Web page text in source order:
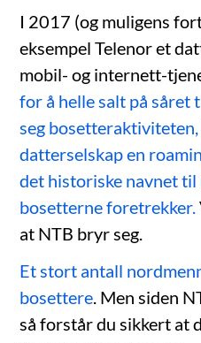
I 2017 (og muligens
eksempel Telenor et
mobil- og internett-
for å helle salt på såret
seg
datterselskap en
det historiske navnet til
bosetterne foretrekker.
at NTB bryr seg.
Et stort antall
bosettere. Men siden
så forstår du sikkert at